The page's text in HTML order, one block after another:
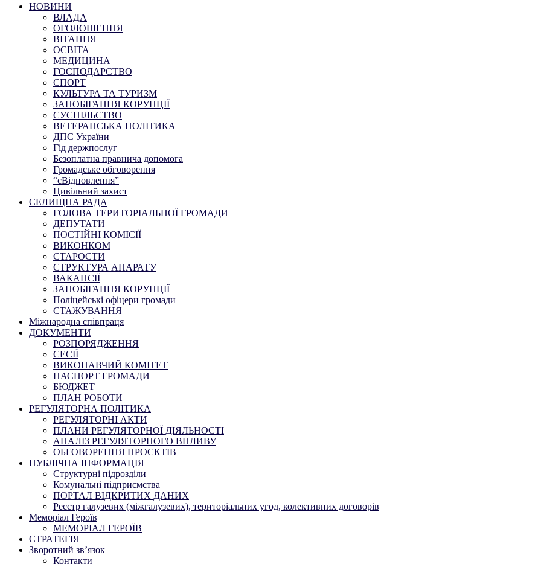
НОВИНИ
ВЛАДА
ОГОЛОШЕННЯ
ВІТАННЯ
ОСВІТА
МЕДИЦИНА
ГОСПОДАРСТВО
СПОРТ
КУЛЬТУРА ТА ТУРИЗМ
ЗАПОБІГАННЯ КОРУПЦІЇ
СУСПІЛЬСТВО
ВЕТЕРАНСЬКА ПОЛІТИКА
ДПС України
Гід держпослуг
Безоплатна правнича допомога
Громадське обговорення
“єВідновлення”
Цивільний захист
СЕЛИЩНА РАДА
ГОЛОВА ТЕРИТОРІАЛЬНОЇ ГРОМАДИ
ДЕПУТАТИ
ПОСТІЙНІ КОМІСІЇ
ВИКОНКОМ
СТАРОСТИ
СТРУКТУРА АПАРАТУ
ВАКАНСІЇ
ЗАПОБІГАННЯ КОРУПЦІЇ
Поліцейські офіцери громади
СТАЖУВАННЯ
Міжнародна співпраця
ДОКУМЕНТИ
РОЗПОРЯДЖЕННЯ
СЕСІЇ
ВИКОНАВЧИЙ КОМІТЕТ
ПАСПОРТ ГРОМАДИ
БЮДЖЕТ
ПЛАН РОБОТИ
РЕГУЛЯТОРНА ПОЛІТИКА
РЕГУЛЯТОРНІ АКТИ
ПЛАНИ РЕГУЛЯТОРНОЇ ДІЯЛЬНОСТІ
АНАЛІЗ РЕГУЛЯТОРНОГО ВПЛИВУ
ОБГОВОРЕННЯ ПРОЄКТІВ
ПУБЛІЧНА ІНФОРМАЦІЯ
Структурні підрозділи
Комунальні підприємства
ПОРТАЛ ВІДКРИТИХ ДАНИХ
Реєстр галузевих (міжгалузевих), територіальних угод, колективних договорів
Меморіал Героїв
МЕМОРІАЛ ГЕРОЇВ
СТРАТЕГІЯ
Зворотний зв’язок
Контакти